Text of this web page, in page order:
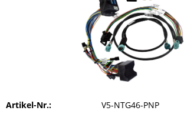
Artikel-Nr.: V5-NTG46-PNP